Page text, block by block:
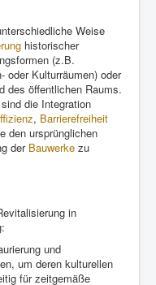
Weise
historischer
(z.B.
oder Kulturräumen) oder
des öffentlichen Raums.
die Integration
, Barrierefreiheit
den ursprünglichen
der Bauwerke zu
in
und
um deren kulturellen
für zeitgemäße